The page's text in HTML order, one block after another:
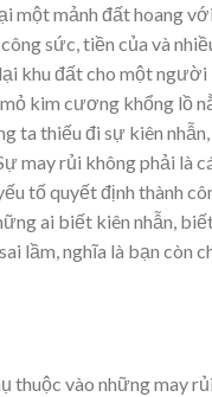
một mảnh đất hoang
sức, tiền của và
khu đất cho một người
kim cương khổng lồ
ta thiếu đi sự kiên nhẫn,
may rủi không phải là
tố quyết định thành
ai biết kiên nhẫn,
lầm, nghĩa là bạn còn
thuộc vào những may